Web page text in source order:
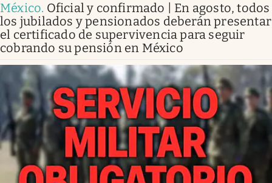
México. Oficial y confirmado | En agosto, todos
los jubilados y pensionados deberán presentar
el certificado de supervivencia para seguir
cobrando su pensión en México